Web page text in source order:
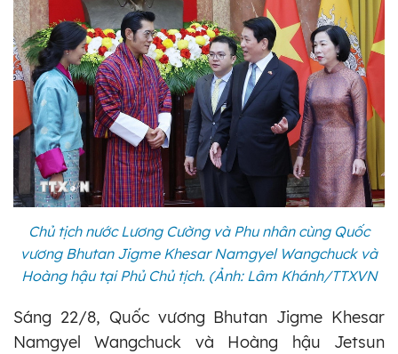
Chủ tịch nước Lương Cường và Phu nhân cùng Quốc
vương Bhutan Jigme Khesar Namgyel Wangchuck và
Hoàng hậu tại Phủ Chủ tịch. (Ảnh: Lâm Khánh/TTXVN
Sáng 22/8, Quốc vương Bhutan Jigme Khesar
Namgyel Wangchuck và Hoàng hậu Jetsun